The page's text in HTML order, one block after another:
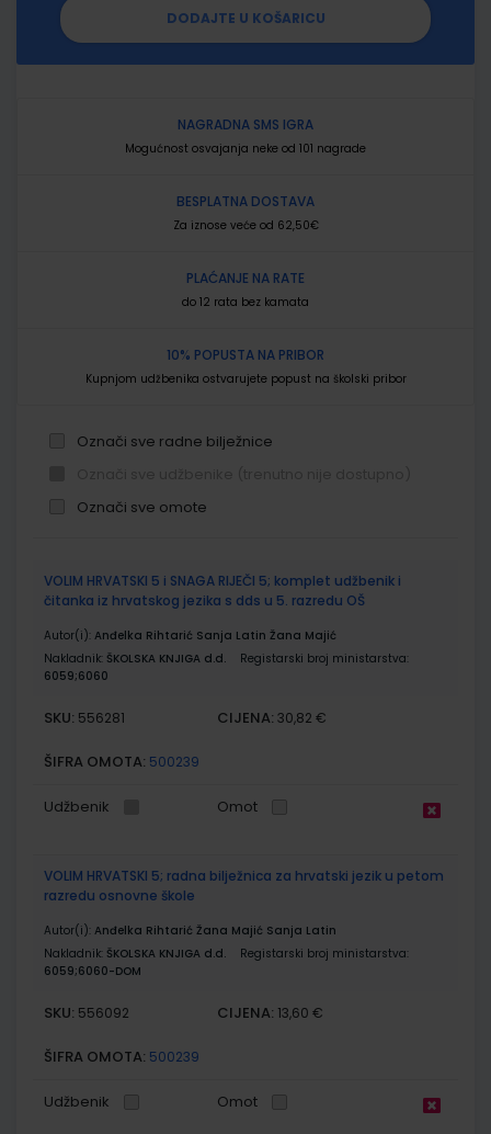
DODAJTE U KOŠARICU
NAGRADNA SMS IGRA
Mogućnost osvajanja neke od 101 nagrade
BESPLATNA DOSTAVA
Za iznose veće od 62,50€
PLAĆANJE NA RATE
do 12 rata bez kamata
10% POPUSTA NA PRIBOR
Kupnjom udžbenika ostvarujete popust na školski pribor
Označi sve radne bilježnice
Označi sve omote
proizvodi
VOLIM HRVATSKI 5 i SNAGA RIJEČI 5; komplet udžbenik i
čitanka iz hrvatskog jezika s dds u 5. razredu OŠ
Autor(i): Anđelka Rihtarić Sanja Latin Žana Majić
Nakladnik: ŠKOLSKA KNJIGA d.d.
Registarski broj ministarstva:
6059;6060
SKU: 556281 CIJENA: 30,82 €
ŠIFRA OMOTA: 500239
Udžbenik Omot
VOLIM HRVATSKI 5; radna bilježnica za hrvatski jezik u petom
razredu osnovne škole
Autor(i): Anđelka Rihtarić Žana Majić Sanja Latin
Nakladnik: ŠKOLSKA KNJIGA d.d.
Registarski broj ministarstva:
6059;6060-DOM
SKU: 556092 CIJENA: 13,60 €
ŠIFRA OMOTA: 500239
Udžbenik Omot